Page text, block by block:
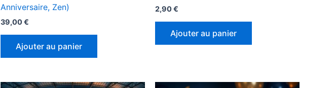
Anniversaire, Zen)
39,00€
Ajouter au panier
2,90€
Ajouter au panier